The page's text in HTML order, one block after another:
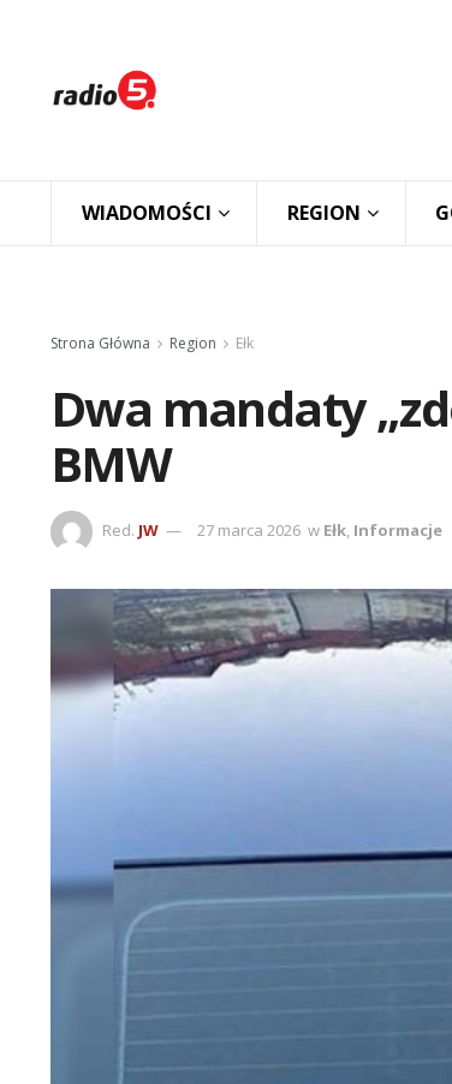
WIADOMOŚCI REGION
Strona Główna Region Ełk
Dwa mandaty
BMW
Red. JW 27 marca 2026 w Ełk, Informacje